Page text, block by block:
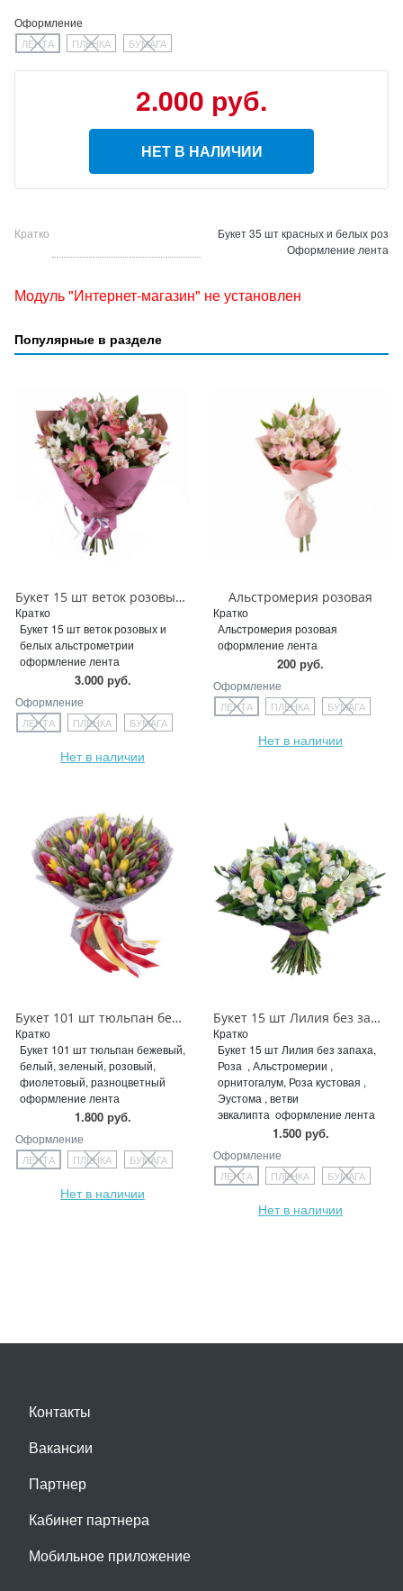
Оформление
ЛЕНТА ПЛЕНКА БУМАГА
2.000 руб.
НЕТ В НАЛИЧИИ
Кратко
Букет 35 шт красных и белых роз
Оформление лента
Модуль "Интернет-магазин" не установлен
Популярные в разделе
Букет 15 шт веток розовых и белых альстрометрии
Кратко
Букет 15 шт веток розовых и
белых альстрометрии
оформление лента
3.000 руб.
Оформление
ЛЕНТА ПЛЕНКА БУМАГА
Нет в наличии
Альстромерия розовая
Кратко
Альстромерия розовая
оформление лента
200 руб.
Оформление
ЛЕНТА ПЛЕНКА БУМАГА
Нет в наличии
Букет 101 шт тюльпан бежевый, белый, зеленый, розовый, фиолетовый, разноцветный
Кратко
Букет 101 шт тюльпан бежевый,
белый, зеленый, розовый,
фиолетовый, разноцветный
оформление лента
1.800 руб.
Оформление
ЛЕНТА ПЛЕНКА БУМАГА
Нет в наличии
Букет 15 шт Лилия без запаха, Роза , Альстромерии , орнитогалум, Роза кустовая , Эустома , ветви эвкалипта
Кратко
Букет 15 шт Лилия без запаха,
Роза , Альстромерии ,
орнитогалум, Роза кустовая ,
Эустома , ветви
эвкалипта оформление лента
1.500 руб.
Оформление
ЛЕНТА ПЛЕНКА БУМАГА
Нет в наличии
Контакты
Вакансии
Партнер
Кабинет партнера
Мобильное приложение